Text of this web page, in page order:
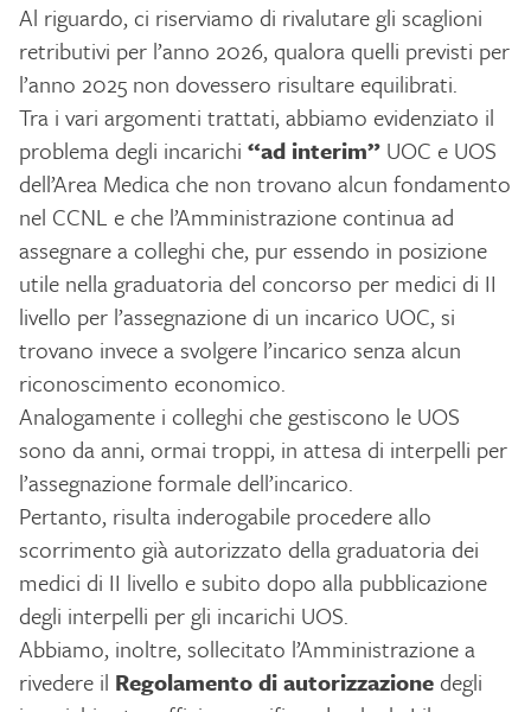
Al riguardo, ci riserviamo di rivalutare gli scaglioni
retributivi per l’anno 2026, qualora quelli previsti per
l’anno 2025 non dovessero risultare equilibrati.
Tra i vari argomenti trattati, abbiamo evidenziato il
problema degli incarichi “ad interim” UOC e UOS
dell’Area Medica che non trovano alcun fondamento
nel CCNL e che l’Amministrazione continua ad
assegnare a colleghi che, pur essendo in posizione
utile nella graduatoria del concorso per medici di II
livello per l’assegnazione di un incarico UOC, si
trovano invece a svolgere l’incarico senza alcun
riconoscimento economico.
Analogamente i colleghi che gestiscono le UOS
sono da anni, ormai troppi, in attesa di interpelli per
l’assegnazione formale dell’incarico.
Pertanto, risulta inderogabile procedere allo
scorrimento già autorizzato della graduatoria dei
medici di II livello e subito dopo alla pubblicazione
degli interpelli per gli incarichi UOS.
Abbiamo, inoltre, sollecitato l’Amministrazione a
rivedere il Regolamento di autorizzazionedegli